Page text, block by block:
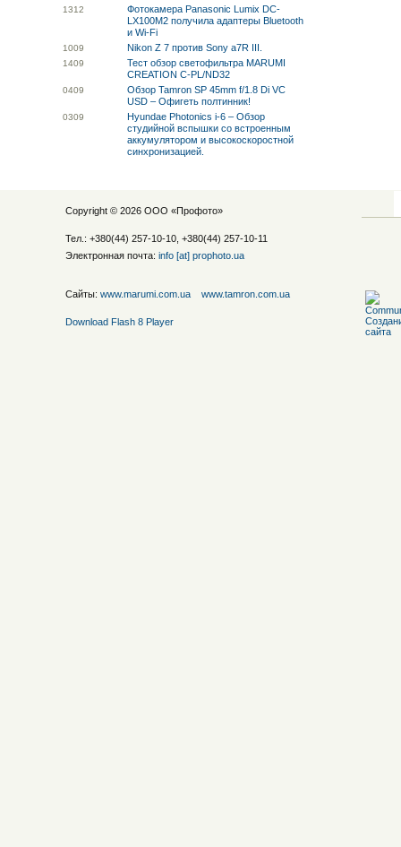
1312
Фотокамера Panasonic Lumix DC-
LX100M2 получила адаптеры Bluetooth
и Wi-Fi
1009 Nikon Z 7 против Sony a7R III.
1409
Тест обзор светофильтра MARUMI
CREATION C-PL/ND32
0409
Обзор Tamron SP 45mm f/1.8 Di VC
USD – Офигеть полтинник!
0309
Hyundae Photonics i-6 – Обзор
студийной вспышки со встроенным
аккумулятором и высокоскоростной
синхронизацией.
Copyright © 2026 ООО «Профото»
Тел.: +380(44) 257-10-10, +380(44) 257-10-11
Электронная почта: info [at] prophoto.ua
Сайты: www.marumi.com.ua www.tamron.com.ua
Download Flash 8 Player